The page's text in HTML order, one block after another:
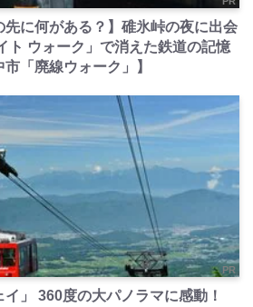
先に何がある？】碓氷峠の夜に出会
ト ウォーク」で消えた鉄道の記憶
「廃線ウォーク」】
PR
イ」 360度の大パノラマに感動！